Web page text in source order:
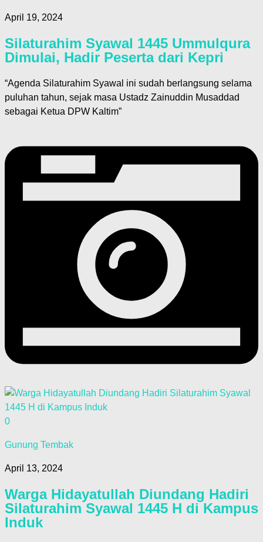
April 19, 2024
Silaturahim Syawal 1445 Ummulqura
Dimulai, Hadir Peserta dari Kepri
“Agenda Silaturahim Syawal ini sudah berlangsung selama
puluhan tahun, sejak masa Ustadz Zainuddin Musaddad
sebagai Ketua DPW Kaltim”
0
Gunung Tembak
April 13, 2024
Warga Hidayatullah Diundang Hadiri
Silaturahim Syawal 1445 H di Kampus
Induk